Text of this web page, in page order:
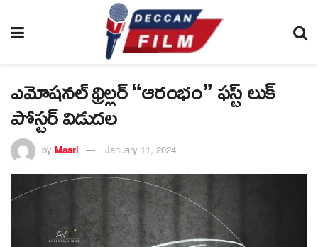
ఎమోషనల్ థ్రిల్లర్ “ఆరంభం” ఫస్ట్ లుక్
పోస్టర్ విడుదల
by Maari January 11, 2024